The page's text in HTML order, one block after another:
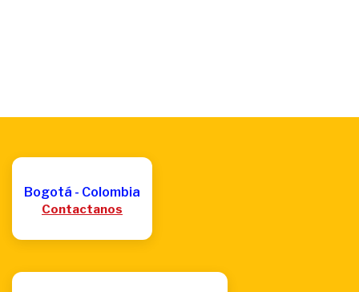
Bogotá - Colombia
Contactanos